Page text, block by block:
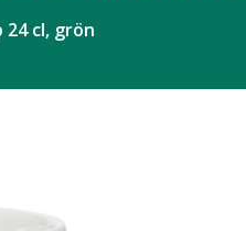
cl, grön